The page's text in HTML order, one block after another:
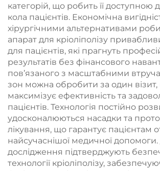
категорій, що робить її доступною
кола пацієнтів. Економічна
хірургічними альтернативами
апарат для кріоліполізу
для пацієнтів, які прагнуть
результатів без фінансового
пов’язаного з масштабними
зон можна обробити за один
максимізує ефективність та
пацієнтів. Технологія постійно
удосконалюються насадки та
лікування, що гарантує пацієнтам
найсучаснішої медичної допомоги.
дослідження підтверджують
технології кріоліполізу,